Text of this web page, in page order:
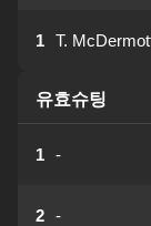
1 T.
유효슈팅
1 -
2 -